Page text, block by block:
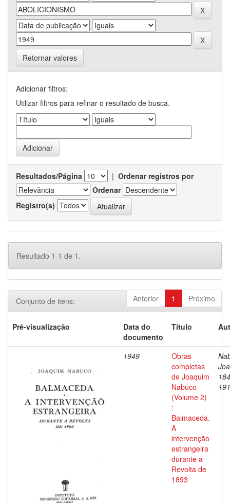
Retornar valores
Adicionar filtros:
Utilizar filtros para refinar o resultado de busca.
Resultados/Página | Ordenar registros por
Ordenar
Registro(s)
Resultado 1-1 de 1.
Anterior 1 Próximo
Conjunto de itens:
Pré-visualização
Data do
documento
Título
1949
Obras
completas
de Joaquim
Nabuco
(Volume 2)
:
Balmaceda.
A
intervenção
estrangeira
durante a
Revolta de
1893